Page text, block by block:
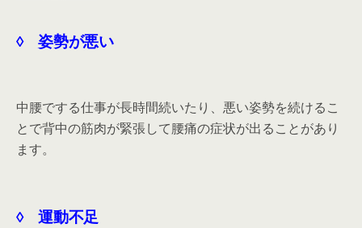
◊ 姿勢が悪い
中腰でする仕事が長時間続いたり、悪い姿勢を続けるこ
とで背中の筋肉が緊張して腰痛の症状が出ることがあり
ます。
◊ 運動不足